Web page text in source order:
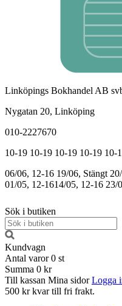
Linköpings Bokhandel AB
Nygatan 20, Linköping
010-2227670
10-19 10-19 10-19 10-19 10-
06/06, 12-16 19/06, Stängt
01/05, 12-1614/05, 12-16 23/
Sök i butiken
Kundvagn
Antal varor 0 st
Summa 0 kr
Till kassan Mina sidor Logga
500 kr kvar till fri frakt.